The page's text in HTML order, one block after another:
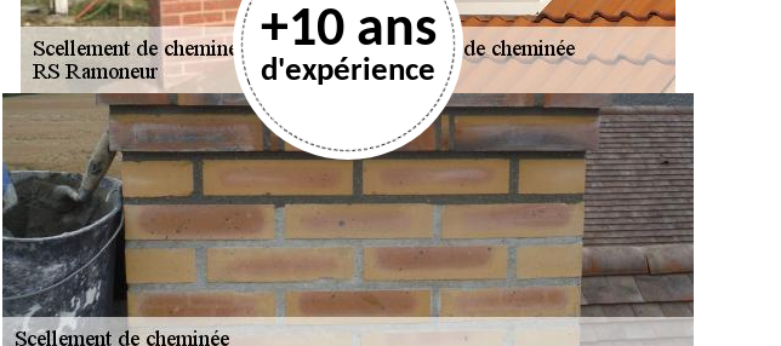
+10 ans
d'expérience